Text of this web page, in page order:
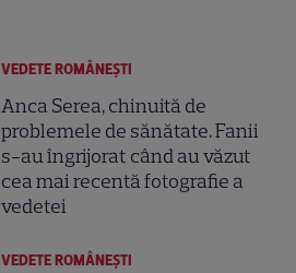
VEDETE ROMÂNEŞTI
Anca Serea, chinuită de
problemele de sănătate. Fanii
s-au îngrijorat când au văzut
cea mai recentă fotografie a
vedetei
VEDETE ROMÂNEŞTI